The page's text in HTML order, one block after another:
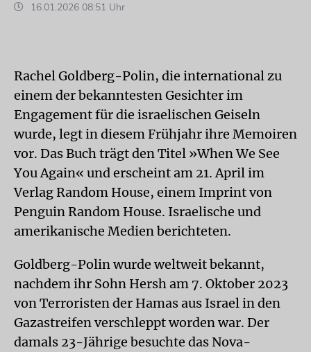
16.01.2026 08:51 Uhr
Rachel Goldberg-Polin, die international zu
einem der bekanntesten Gesichter im
Engagement für die israelischen Geiseln
wurde, legt in diesem Frühjahr ihre Memoiren
vor. Das Buch trägt den Titel »When We See
You Again« und erscheint am 21. April im
Verlag Random House, einem Imprint von
Penguin Random House. Israelische und
amerikanische Medien berichteten.
Goldberg-Polin wurde weltweit bekannt,
nachdem ihr Sohn Hersh am 7. Oktober 2023
von Terroristen der Hamas aus Israel in den
Gazastreifen verschleppt worden war. Der
damals 23-Jährige besuchte das Nova-